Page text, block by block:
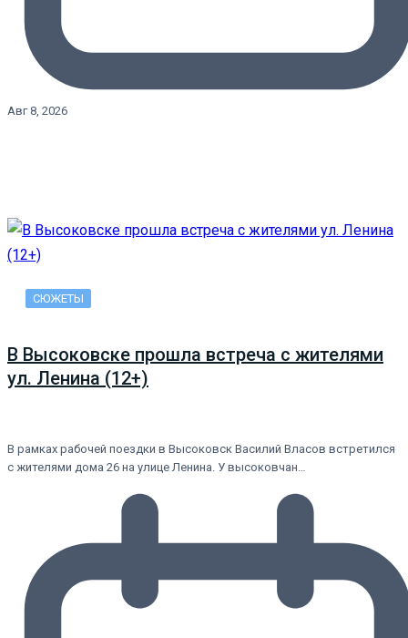
Авг 8, 2026
СЮЖЕТЫ
В Высоковске прошла встреча с жителями
ул. Ленина (12+)
В рамках рабочей поездки в Высоковск Василий Власов встретился
с жителями дома 26 на улице Ленина. У высоковчан…